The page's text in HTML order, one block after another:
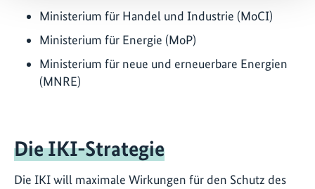
Ministerium für Handel und Industrie (MoCI)
Ministerium für Energie (MoP)
Ministerium für neue und erneuerbare Energien
(MNRE)
Die IKI-Strategie
Die IKI will maximale Wirkungen für den Schutz des